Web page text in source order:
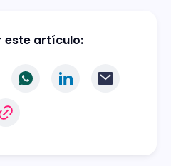
este artículo: